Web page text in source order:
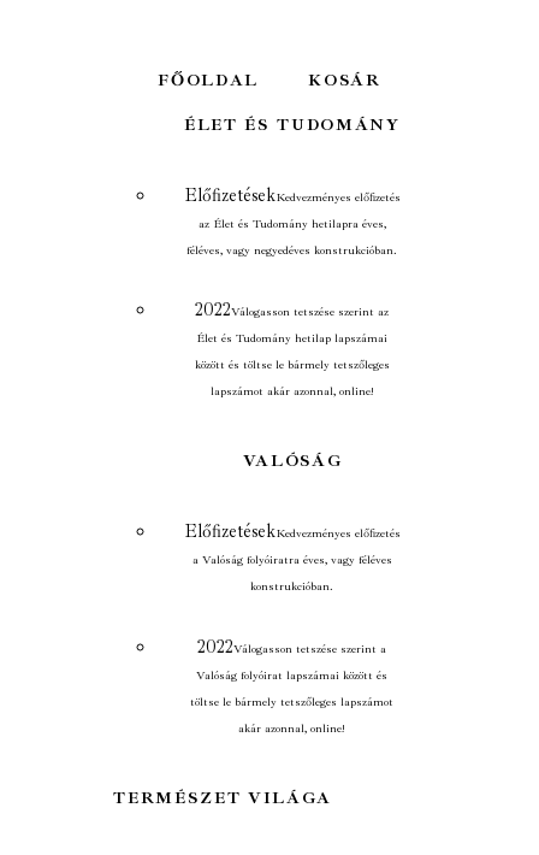
FŐOLDAL KOSÁR
ÉLET ÉS TUDOMÁNY
ElőfizetésekKedvezményes előfizetés
az Élet és Tudomány hetilapra éves,
féléves, vagy negyedéves konstrukcióban.
2022Válogasson tetszése szerint az
Élet és Tudomány hetilap lapszámai
között és töltse le bármely tetszőleges
lapszámot akár azonnal, online!
VALÓSÁG
ElőfizetésekKedvezményes előfizetés
a Valóság folyóiratra éves, vagy féléves
konstrukcióban.
2022Válogasson tetszése szerint a
Valóság folyóirat lapszámai között és
töltse le bármely tetszőleges lapszámot
akár azonnal, online!
TERMÉSZET VILÁGA